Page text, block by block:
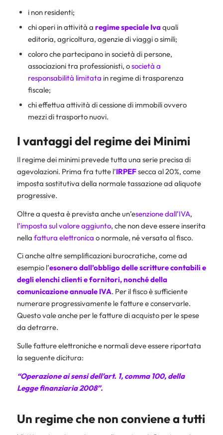
i non residenti;
chi operi in attività a regime speciale Ivaquali
editoria, agricoltura, agenzie di viaggi o simili;
coloro che partecipano in società di persone,
associazioni tra professionisti, osocietà a
responsabilità limitata in regime di trasparenza
fiscale;
chi effettua attività di cessione di immobili ovvero
mezzi di trasporto nuovi.
I vantaggi del regime dei Minimi
Il regime dei minimi prevede tutta una serie precisa di
agevolazioni. Prima fra tutte l’IRPEFsecca al 20%, come
imposta sostitutiva della normale tassazione ad aliquote
progressive.
Oltre a questa è prevista anche un’esenzione dall’IVA,
l’imposta sul valore aggiunto, che non deve essere inserita
nella fattura elettronica o normale, né versata al fisco.
Ci anche altre semplificazioni burocratiche, come ad
esempio l’esonero dall’obbligo dellescritture contabilie
degli elenchi clienti e fornitori, nonché della
comunicazione annuale IVA. Per il fisco è sufficiente
numerare progressivamente le fatture e conservarle.
Questo vale anche per le fatture di acquisto per le spese
da detrarre.
Sulle fatture elettroniche e normali deve essere riportata
la seguente dicitura:
“Operazione ai sensi dell’art. 1, comma 100, della
Legge finanziaria 2008”.
Un regime che non conviene a tutti